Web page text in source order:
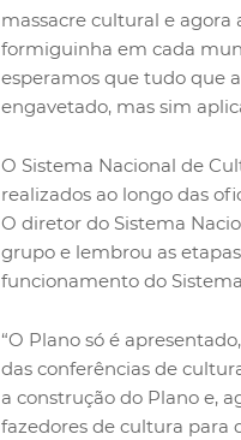
massacre cultural e
formiguinha em cada
esperamos que tudo que
engavetado, mas sim
O Sistema Nacional de
realizados ao longo das
O diretor do Sistema
grupo e lembrou as
funcionamento do
“O Plano só é
das conferências de
a construção do Plano e,
fazedores de cultura para